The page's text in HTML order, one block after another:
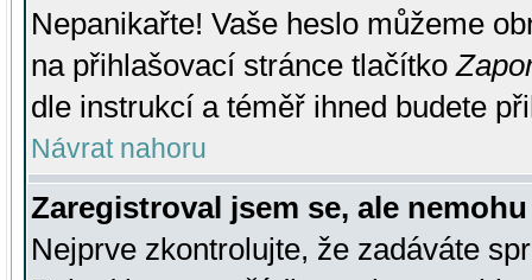
Nepanikařte! Vaše heslo můžeme
na přihlašovací stránce tlačítko
dle instrukcí a téměř ihned budete
Návrat nahoru
Zaregistroval jsem se, ale
Nejprve zkontrolujte, že zadáváte